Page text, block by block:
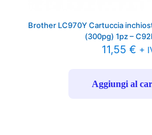
Brother LC970Y Cartuccia
(300pg) 1pz –
11,55 € +
Aggiungi al